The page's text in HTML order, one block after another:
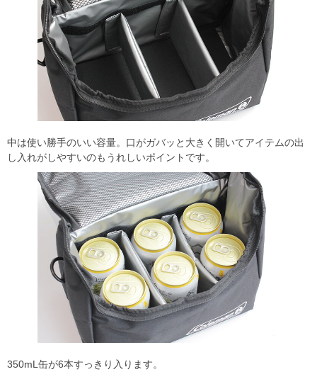
中は使い勝手のいい容量。口がガバッと大きく開いてアイテムの出
し入れがしやすいのもうれしいポイントです。
350mL缶が6本すっきり入ります。